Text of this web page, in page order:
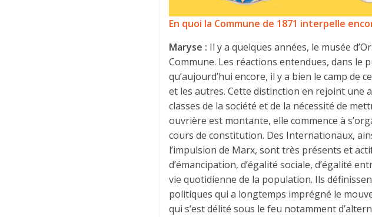
En quoi la Commune de 1871 interpelle
Maryse : Il y a quelques années, le musée
Commune. Les réactions entendues, dans le
qu’aujourd’hui encore, il y a bien le camp de
et les autres. Cette distinction en rejoint une
classes de la société et de la nécessité de
ouvrière est montante, elle commence à
cours de constitution. Des Internationaux,
l’impulsion de Marx, sont très présents et
d’émancipation, d’égalité sociale, d’égalité
vie quotidienne de la population. Ils
politiques qui a longtemps imprégné le
qui s’est délité sous le feu notamment